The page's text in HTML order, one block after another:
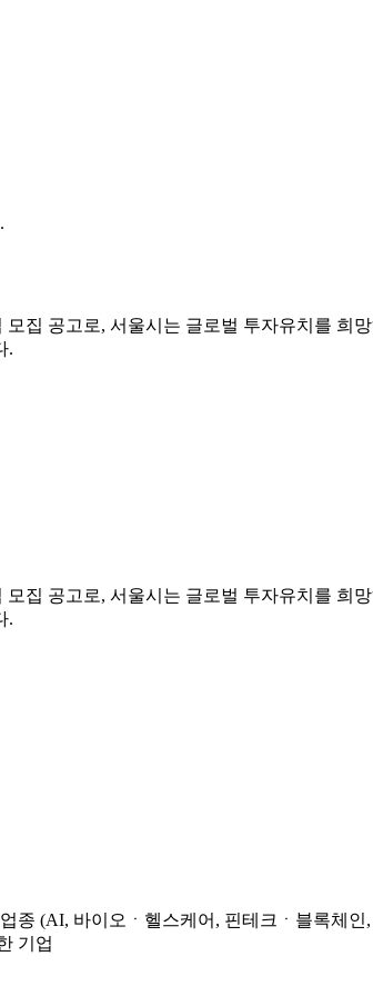
모집 공고로, 서울시는 글로벌 투자유치를
.
모집 공고로, 서울시는 글로벌 투자유치를
.
종 (AI, 바이오ㆍ헬스케어, 핀테크ㆍ블록체인
기업